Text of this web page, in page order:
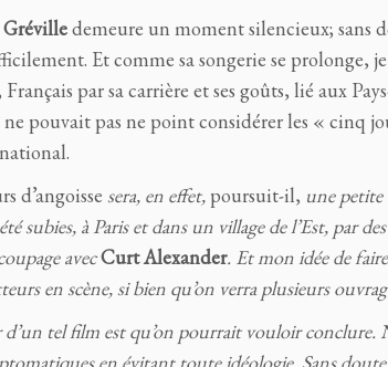
demeure un moment silencieux; sans
Et comme sa songerie se prolonge,
par sa carrière et ses goûts, lié aux
pouvait pas ne point considérer les « cinq
d’angoisse sera, en effet, poursuit-il, une petite
subies, à Paris et dans un village de l’Est, par
avecCurt Alexander. Et mon idée de
en scène, si bien qu’on verra plusieurs
d’un tel film est qu’on pourrait vouloir conclure.